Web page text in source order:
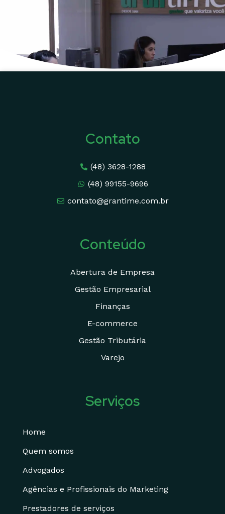
Contato
(48) 3628-1288
(48) 99155-9696
contato@grantime.com.br
Conteúdo
Abertura de Empresa
Gestão Empresarial
Finanças
E-commerce
Gestão Tributária
Varejo
Serviços
Home
Quem somos
Advogados
Agências e Profissionais do Marketing
Prestadores de serviços